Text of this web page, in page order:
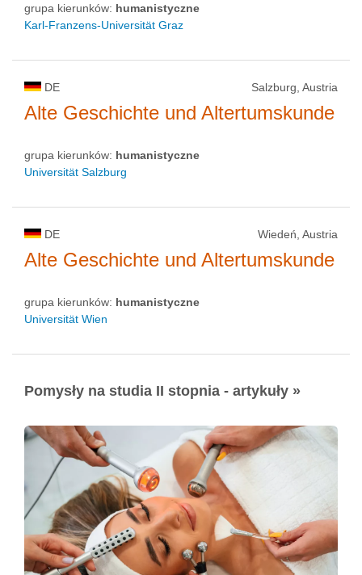
grupa kierunków: humanistyczne
Karl-Franzens-Universität Graz
DE Salzburg, Austria
Alte Geschichte und Altertumskunde
grupa kierunków: humanistyczne
Universität Salzburg
DE Wiedeń, Austria
Alte Geschichte und Altertumskunde
grupa kierunków: humanistyczne
Universität Wien
Pomysły na studia II stopnia - artykuły »